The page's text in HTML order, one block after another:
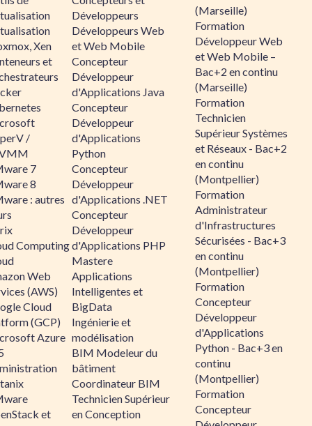
Xen
et
/
7
8
: autres
Computing
Web
(AWS)
Cloud
(GCP)
Azure
et
Développeurs
Développeurs Web
et Web Mobile
Concepteur
Développeur
d'Applications Java
Concepteur
Développeur
d'Applications
Python
Concepteur
Développeur
d'Applications .NET
Concepteur
Développeur
d'Applications PHP
Mastere
Applications
Intelligentes et
BigData
Ingénierie et
modélisation
BIM Modeleur du
bâtiment
Coordinateur BIM
Technicien Supérieur
en Conception
(Marseille)
Formation
Développeur Web
et Web Mobile –
Bac+2 en continu
(Marseille)
Formation
Technicien
Supérieur Systèmes
et Réseaux - Bac+2
en continu
(Montpellier)
Formation
Administrateur
d'Infrastructures
Sécurisées - Bac+3
en continu
(Montpellier)
Formation
Concepteur
Développeur
d'Applications
Python - Bac+3 en
continu
(Montpellier)
Formation
Concepteur